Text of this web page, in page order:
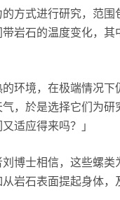
方式进行研究，范围
岩石的温度变化，其
环境，在极端情况下
，於是选择它们为研
适应得来吗？」
博士相信，这些螺类
岩石表面提起身体，